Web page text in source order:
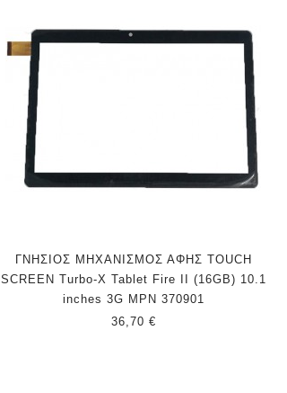
ΓΝΗΣΙΟΣ ΜΗΧΑΝΙΣΜΟΣ ΑΦΗΣ TOUCH
SCREEN Turbo-X Tablet Fire II (16GB) 10.1
inches 3G MPN 370901
36,70 €